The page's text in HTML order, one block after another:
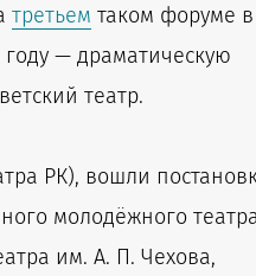
третьем таком форуме в
году — драматическую
театр.
РК), вошли
молодёжного
им. А. П. Чехова,